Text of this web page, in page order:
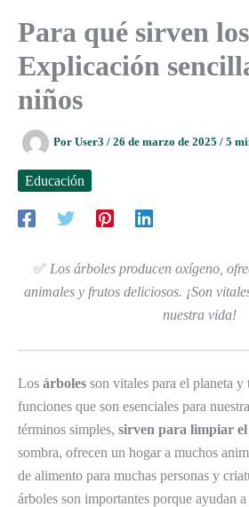
Para qué sirven
Explicación
niños
Por User3 / 26 de marzo de 2025 / 5
Educación
✅ Los árboles producen oxígeno,
animales y frutos deliciosos. ¡Son
nuestra vida!
Los árboles son vitales para el planeta
funciones que son esenciales para
términos simples, sirven para limpiar
sombra, ofrecen un hogar a muchos
de alimento para muchas personas y
árboles son importantes porque ayudan